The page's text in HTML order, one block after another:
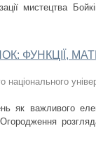
мистецтва
ФУНКЦІЇ,
національного
як важливого
Огородження